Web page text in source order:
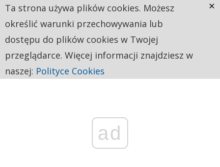
ad
Ta strona używa plików cookies. Możesz
określić warunki przechowywania lub
dostępu do plików cookies w Twojej
przeglądarce. Więcej informacji znajdziesz w
naszej: Polityce Cookies
×